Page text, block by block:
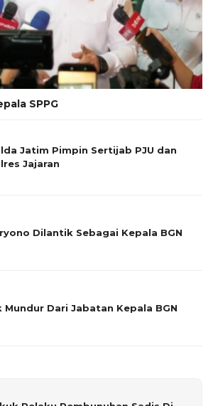
SPPG
Jatim Pimpin Sertijab PJU dan
Jajaran
Dilantik Sebagai Kepala BGN
Mundur Dari Jabatan Kepala BGN